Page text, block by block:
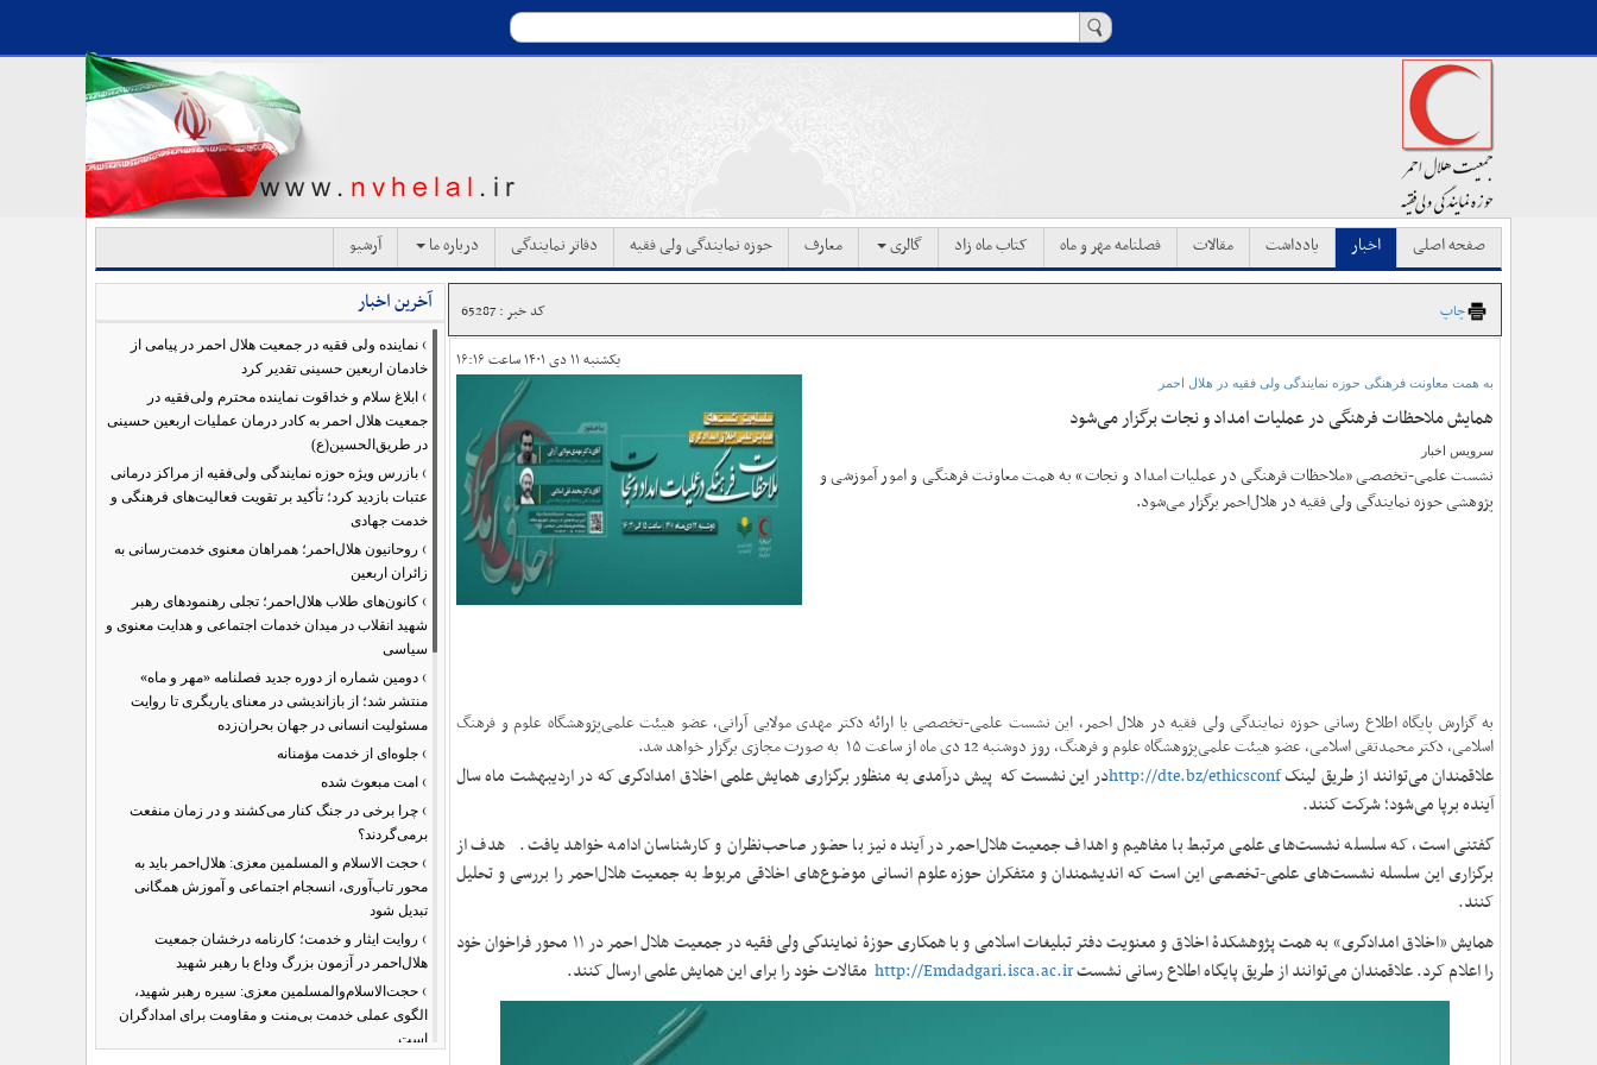
صفحه اصلی اخبار یادداشت مقالات فصلنامه مهر و ماه کتاب ماه زاد گالری معارف حوزه نمایندگی ولی فقیه دفاتر نمایندگی درباره ما آرشیو
چاپ کد خبر : 65287
به همت معاونت فرهنگی حوزه نمایندگی ولی فقیه در هلال احمر
همایش ملاحظات فرهنگی در عملیات امداد و نجات برگزار می‌شود
سرویس اخبار
نشست علمی-تخصصی «ملاحظات فرهنگی در عملیات امداد و نجات» به همت معاونت فرهنگی و امور آموزشی و
پژوهشی حوزه نمایندگی ولی فقیه در هلال‌احمر برگزار می‌شود.
یکشنبه ۱۱ دی ۱۴۰۱ ساعت ۱۶:۱۶
به گزارش پایگاه اطلاع رسانی حوزه نمایندگی ولی فقیه در هلال احمر، این نشست علمی-تخصصی با ارائه دکتر مهدی مولایی آرانی، عضو هیئت علمی‌پژوهشگاه علوم و فرهنگ
اسلامی، دکتر محمدتقی اسلامی، عضو هیئت علمی‌پژوهشگاه علوم و فرهنگ، روز دوشنبه 12 دی ماه از ساعت ۱۵ به صورت مجازی برگزار خواهد شد.
علاقمندان می‌توانند از طریق لینکhttp://dte.bz/ethicsconfدر این نشست که پیش درآمدی به منظور برگزاری همایش علمی اخلاق امدادگری که در اردیبهشت ماه سال
آینده برپا می‌شود؛ شرکت کنند.
گفتنی است، که سلسله نشست‌های علمی مرتبط با مفاهیم و اهداف جمعیت هلال‌احمر در آینده نیز با حضور صاحب‌نظران و کارشناسان ادامه خواهد یافت. هدف از
برگزاری این سلسله‌ نشست‌های علمی-تخصصی این است که اندیشمندان و متفکران حوزه علوم انسانی موضوع‌های اخلاقی مربوط به جمعیت هلال‌احمر را بررسی و تحلیل
کنند.
همایش «اخلاق امدادگری» به همت پژوهشکدۀ اخلاق و معنویت دفتر تبلیغات اسلامی و با همکاری حوزۀ نمایندگی ولی فقیه در جمعیت هلال احمر در ١١ محور فراخوان خود
را اعلام کرد. علاقمندان می‌توانند از طریق پایگاه اطلاع رسانی نشستhttp://Emdadgari.isca.ac.ir مقالات خود را برای این همایش علمی ارسال کنند.
آخرین اخبار
› نماینده ولی فقیه در جمعیت هلال احمر در پیامی از
خادمان اربعین حسینی تقدیر کرد
› ابلاغ سلام و خداقوت نماینده محترم ولی‌فقیه در
جمعیت هلال احمر به کادر درمان عملیات اربعین حسینی
در طریق‌الحسین(ع)
› بازرس ویژه حوزه نمایندگی ولی‌فقیه از مراکز درمانی
عتبات بازدید کرد؛ تأکید بر تقویت فعالیت‌های فرهنگی و
خدمت جهادی
› روحانیون هلال‌احمر؛ همراهان معنوی خدمت‌رسانی به
زائران اربعین
› کانون‌های طلاب هلال‌احمر؛ تجلی رهنمودهای رهبر
شهید انقلاب در میدان خدمات اجتماعی و هدایت معنوی و
سیاسی
› دومین شماره از دوره جدید فصلنامه «مهر و ماه»
منتشر شد؛ از بازاندیشی در معنای یاریگری تا روایت
مسئولیت انسانی در جهان بحران‌زده
› جلوه‌ای از خدمت مؤمنانه
› امت مبعوث شده
› چرا برخی در جنگ کنار می‌کشند و در زمان منفعت
برمی‌گردند؟
› حجت الاسلام و المسلمین معزی: هلال‌احمر باید به
محور تاب‌آوری، انسجام اجتماعی و آموزش همگانی
تبدیل شود
› روایت ایثار و خدمت؛ کارنامه درخشان جمعیت
هلال‌احمر در آزمون بزرگ وداع با رهبر شهید
› حجت‌الاسلام‌والمسلمین معزی: سیره رهبر شهید،
الگوی عملی خدمت بی‌منت و مقاومت برای امدادگران
است